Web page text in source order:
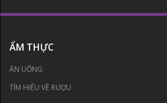
ẨM THỰC
ĂN UỐNG
TÌM HIỂU VỀ RƯỢU